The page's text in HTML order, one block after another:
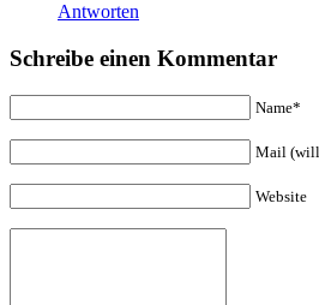
Antworten
Schreibe einen Kommentar
Name*
Mail (will
Website